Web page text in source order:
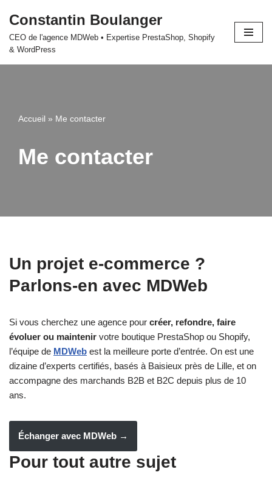
Aller
au
Constantin Boulanger
CEO de l'agence MDWeb • Expertise PrestaShop, Shopify
& WordPress
Accueil » Me contacter
Me contacter
Un projet e-commerce ?
Parlons-en avec MDWeb
Si vous cherchez une agence pour créer, refondre, faire
évoluer ou maintenir votre boutique PrestaShop ou Shopify,
l’équipe de MDWeb est la meilleure porte d’entrée. On est une
dizaine d’experts certifiés, basés à Baisieux près de Lille, et on
accompagne des marchands B2B et B2C depuis plus de 10
ans.
Échanger avec MDWeb →
Pour tout autre sujet